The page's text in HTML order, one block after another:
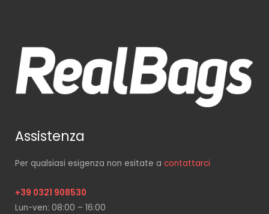
Assistenza
Per qualsiasi esigenza non esitate a contattarci
+39 0321 908530
Lun-ven: 08:00 – 16:00